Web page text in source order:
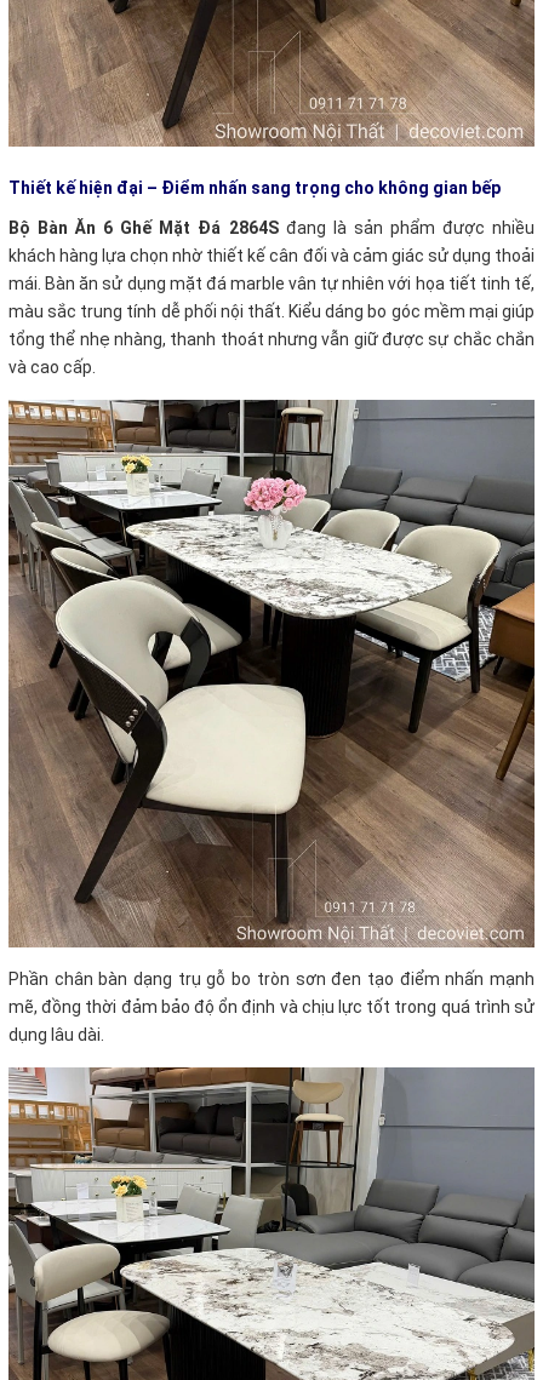
Thiết kế hiện đại – Điểm nhấn sang trọng cho không gian bếp
Bộ Bàn Ăn 6 Ghế Mặt Đá 2864Sđang là sản phẩm được nhiều
khách hàng lựa chọn nhờ thiết kế cân đối và cảm giác sử dụng thoải
mái. Bàn ăn sử dụng mặt đá marble vân tự nhiên với họa tiết tinh tế,
màu sắc trung tính dễ phối nội thất. Kiểu dáng bo góc mềm mại giúp
tổng thể nhẹ nhàng, thanh thoát nhưng vẫn giữ được sự chắc chắn
và cao cấp.
Phần chân bàn dạng trụ gỗ bo tròn sơn đen tạo điểm nhấn mạnh
mẽ, đồng thời đảm bảo độ ổn định và chịu lực tốt trong quá trình sử
dụng lâu dài.